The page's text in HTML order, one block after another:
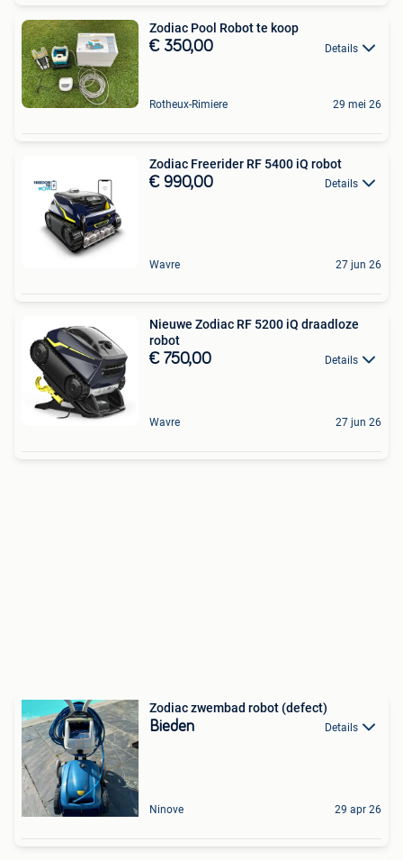
Zodiac Pool Robot te koop
€ 350,00 Details
Rotheux-Rimiere 29 mei 26
Zodiac Freerider RF 5400 iQ robot
€ 990,00 Details
Wavre 27 jun 26
Nieuwe Zodiac RF 5200 iQ draadloze
robot
€ 750,00 Details
Wavre 27 jun 26
Zodiac zwembad robot (defect)
Bieden Details
Ninove 29 apr 26